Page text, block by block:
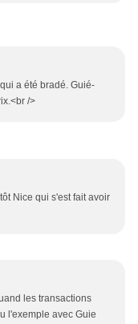
a été bradé. Guié-
/>
Nice qui s'est fait avoir
les transactions
l'exemple avec Guie